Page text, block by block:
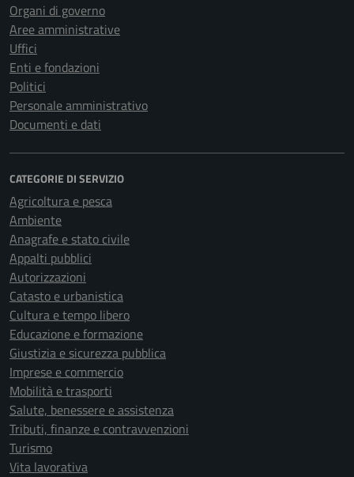
Organi di governo
Aree amministrative
Uffici
Enti e fondazioni
Politici
Personale amministrativo
Documenti e dati
CATEGORIE DI SERVIZIO
Agricoltura e pesca
Ambiente
Anagrafe e stato civile
Appalti pubblici
Autorizzazioni
Catasto e urbanistica
Cultura e tempo libero
Educazione e formazione
Giustizia e sicurezza pubblica
Imprese e commercio
Mobilità e trasporti
Salute, benessere e assistenza
Tributi, finanze e contravvenzioni
Turismo
Vita lavorativa